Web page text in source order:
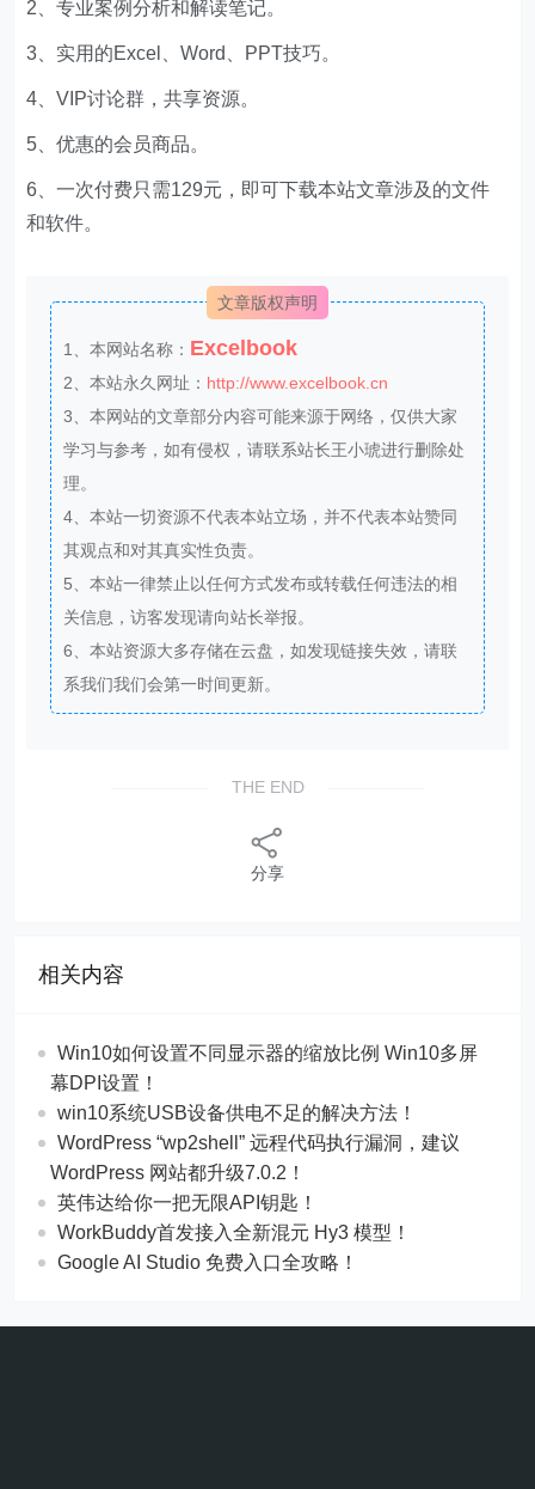
2、专业案例分析和解读笔记。
3、实用的Excel、Word、PPT技巧。
4、VIP讨论群，共享资源。
5、优惠的会员商品。
6、一次付费只需129元，即可下载本站文章涉及的文件
和软件。
文章版权声明
1、本网站名称： Excelbook
2、本站永久网址： http://www.excelbook.cn
3、本网站的文章部分内容可能来源于网络，仅供大家
学习与参考，如有侵权，请联系站长王小琥进行删除处
理。
4、本站一切资源不代表本站立场，并不代表本站赞同
其观点和对其真实性负责。
5、本站一律禁止以任何方式发布或转载任何违法的相
关信息，访客发现请向站长举报。
6、本站资源大多存储在云盘，如发现链接失效，请联
系我们我们会第一时间更新。
THE END
分享
相关内容
Win10如何设置不同显示器的缩放比例 Win10多屏
幕DPI设置！
win10系统USB设备供电不足的解决方法！
WordPress “wp2shell” 远程代码执行漏洞，建议
WordPress 网站都升级7.0.2！
英伟达给你一把无限API钥匙！
WorkBuddy首发接入全新混元 Hy3 模型！
Google AI Studio 免费入口全攻略！